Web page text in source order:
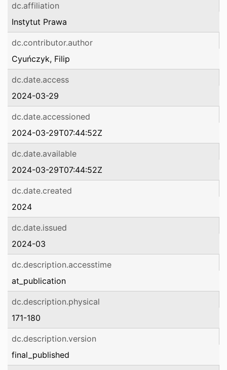
dc.affiliation
Instytut Prawa
dc.contributor.author
Cyuńczyk, Filip
dc.date.access
2024-03-29
dc.date.accessioned
2024-03-29T07:44:52Z
dc.date.available
2024-03-29T07:44:52Z
dc.date.created
2024
dc.date.issued
2024-03
dc.description.accesstime
at_publication
dc.description.physical
171-180
dc.description.version
final_published